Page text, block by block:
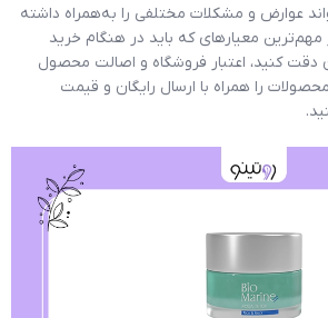
عوارض و مشکلات مختلفی را به‌همراه داشته
معیارهای که باید در هنگام خرید
کنید، اعتبار فروشگاه و اصالت محصول
را همراه با ارسال رایگان و قیمت